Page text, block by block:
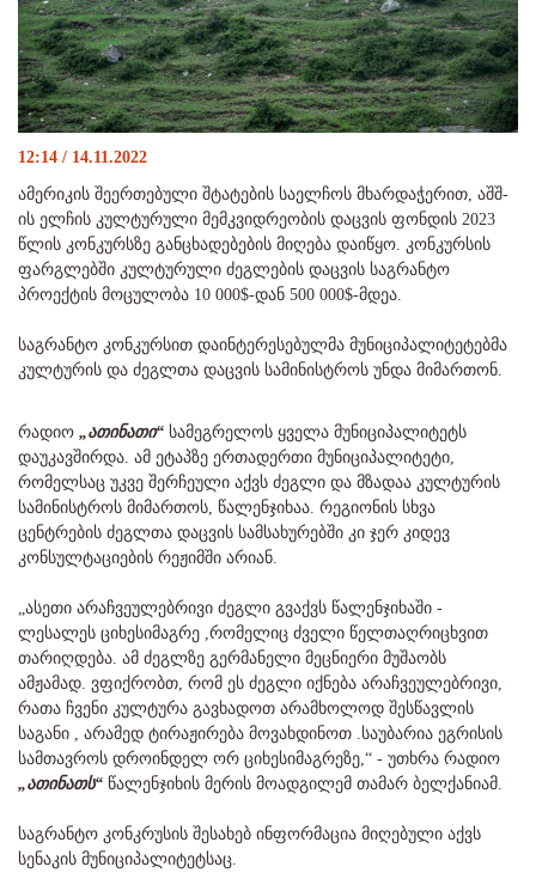
12:14 / 14.11.2022
ამერიკის შეერთებული შტატების საელჩოს მხარდაჭერით, აშშ-
ის ელჩის კულტურული მემკვიდრეობის დაცვის ფონდის 2023
წლის კონკურსზე განცხადებების მიღება დაიწყო. კონკურსის
ფარგლებში კულტურული ძეგლების დაცვის საგრანტო
პროექტის მოცულობა 10 000$-დან 500 000$-მდეა.
საგრანტო კონკურსით დაინტერესებულმა მუნიციპალიტეტებმა
კულტურის და ძეგლთა დაცვის სამინისტროს უნდა მიმართონ.
რადიო „ათინათი“ სამეგრელოს ყველა მუნიციპალიტეტს
დაუკავშირდა. ამ ეტაპზე ერთადერთი მუნიციპალიტეტი,
რომელსაც უკვე შერჩეული აქვს ძეგლი და მზადაა კულტურის
სამინისტროს მიმართოს, წალენჯიხაა. რეგიონის სხვა
ცენტრების ძეგლთა დაცვის სამსახურებში კი ჯერ კიდევ
კონსულტაციების რეჟიმში არიან.
„ასეთი არაჩვეულებრივი ძეგლი გვაქვს წალენჯიხაში -
ლესალეს ციხესიმაგრე ,რომელიც ძველი წელთაღრიცხვით
თარიღდება. ამ ძეგლზე გერმანელი მეცნიერი მუშაობს
ამჟამად. ვფიქრობთ, რომ ეს ძეგლი იქნება არაჩვეულებრივი,
რათა ჩვენი კულტურა გავხადოთ არამხოლოდ შესწავლის
საგანი , არამედ ტირაჟირება მოვახდინოთ .საუბარია ეგრისის
სამთავროს დროინდელ ორ ციხესიმაგრეზე,“ - უთხრა რადიო
„ათინათს“ წალენჯიხის მერის მოადგილემ თამარ ბელქანიამ.
საგრანტო კონკრუსის შესახებ ინფორმაცია მიღებული აქვს
სენაკის მუნიციპალიტეტსაც.